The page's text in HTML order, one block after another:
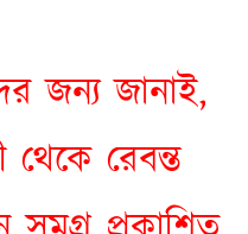
জন্য জানাই,
থেকে রেবন্ত